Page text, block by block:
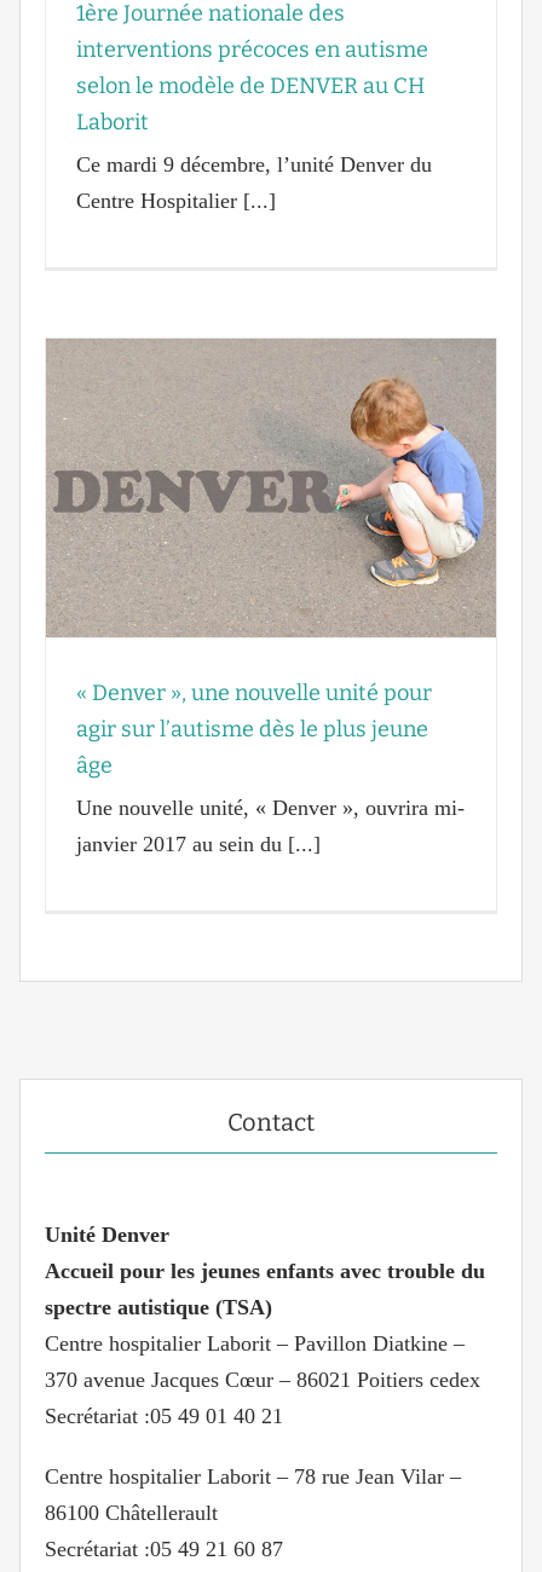
1ère Journée nationale des
interventions précoces en autisme
selon le modèle de DENVER au CH
Laborit
Ce mardi 9 décembre, l’unité Denver du
Centre Hospitalier [...]
« Denver », une nouvelle unité pour
agir sur l’autisme dès le plus jeune
âge
Une nouvelle unité, « Denver », ouvrira mi-
janvier 2017 au sein du [...]
Contact
Unité Denver
Accueil pour les jeunes enfants avec trouble du
spectre autistique (TSA)
Centre hospitalier Laborit – Pavillon Diatkine –
370 avenue Jacques Cœur – 86021 Poitiers cedex
Secrétariat :05 49 01 40 21
Centre hospitalier Laborit – 78 rue Jean Vilar –
86100 Châtellerault
Secrétariat :05 49 21 60 87